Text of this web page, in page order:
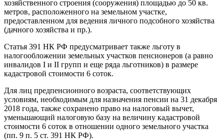
хозяйственного строения (сооружения) площадью до 50 кв.
метров, расположенного на земельном участке,
предоставленном для ведения личного подсобного хозяйства
(дачного хозяйства и пр.).
Статья 391 НК РФ предусматривает также льготу в
налогообложении земельных участков пенсионеров (а равно
инвалидов I и II групп и еще ряда льготников) в размере
кадастровой стоимости 6 соток.
Для лиц предпенсионного возраста, соответствующих
условиям, необходимым для назначения пенсии на 31 декабря
2018 года, также сохранено право на налоговый вычет,
уменьшающий налоговую базу на величину кадастровой
стоимости 6 соток в отношении одного земельного участка
(пп. 9 п. 5 ст. 391 НК РФ).